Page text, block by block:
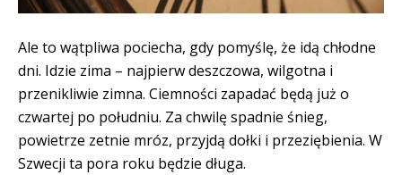
Ale to wątpliwa pociecha, gdy pomyślę, że idą chłodne
dni. Idzie zima – najpierw deszczowa, wilgotna i
przenikliwie zimna. Ciemności zapadać będą już o
czwartej po południu. Za chwilę spadnie śnieg,
powietrze zetnie mróz, przyjdą dołki i przeziębienia. W
Szwecji ta pora roku będzie długa.